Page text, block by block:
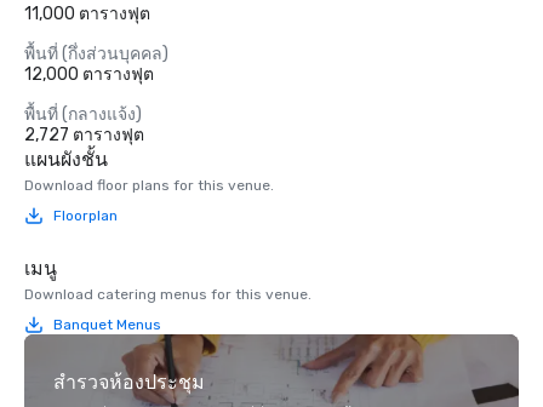
11,000 ตารางฟุต
พื้นที่ (กึ่งส่วนบุคคล)
12,000 ตารางฟุต
พื้นที่ (กลางแจ้ง)
2,727 ตารางฟุต
แผนผังชั้น
Download floor plans for this venue.
Floorplan
เมนู
Download catering menus for this venue.
Banquet Menus
สำรวจห้องประชุม